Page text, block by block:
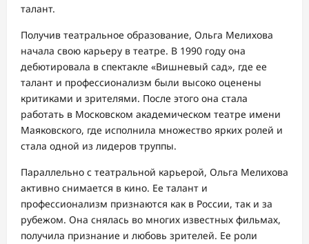
талант.
Получив театральное образование, Ольга Мелихова
начала свою карьеру в театре. В 1990 году она
дебютировала в спектакле «Вишневый сад», где ее
талант и профессионализм были высоко оценены
критиками и зрителями. После этого она стала
работать в Московском академическом театре имени
Маяковского, где исполнила множество ярких ролей и
стала одной из лидеров труппы.
Параллельно с театральной карьерой, Ольга Мелихова
активно снимается в кино. Ее талант и
профессионализм признаются как в России, так и за
рубежом. Она снялась во многих известных фильмах,
получила признание и любовь зрителей. Ее роли